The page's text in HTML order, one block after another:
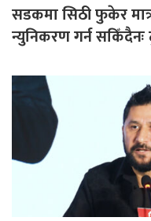
सडकमा सिठी फुकेर
न्युनिकरण गर्न सकिँदैनः